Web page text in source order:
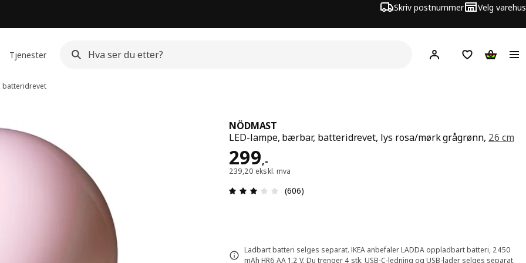
Skriv postnummer Velg varehus
Tjenester Hej! Logg innHuskeliste
batteridrevet
NÖDMAST
LED-lampe, bærbar, batteridrevet, lys rosa/mørk grågrønn, 26 cm
299,-
Pris 299,-
239,20 ekskl. mva
Produktomtale: 2.9 ingen kundevurdering 5 stjerner.
(606)
Ladbart batteri selges separat. IKEA anbefaler LADDA oppladbart batteri, 2450
mAh HR6 AA 1,2 V. Du trenger 4 stk. USB-C-ledning og USB-lader selges separat.